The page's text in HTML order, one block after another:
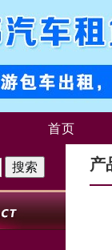
首页
产